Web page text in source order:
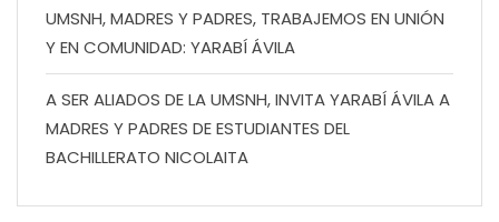
UMSNH, MADRES Y PADRES, TRABAJEMOS EN UNIÓN
Y EN COMUNIDAD: YARABÍ ÁVILA
A SER ALIADOS DE LA UMSNH, INVITA YARABÍ ÁVILA A
MADRES Y PADRES DE ESTUDIANTES DEL
BACHILLERATO NICOLAITA